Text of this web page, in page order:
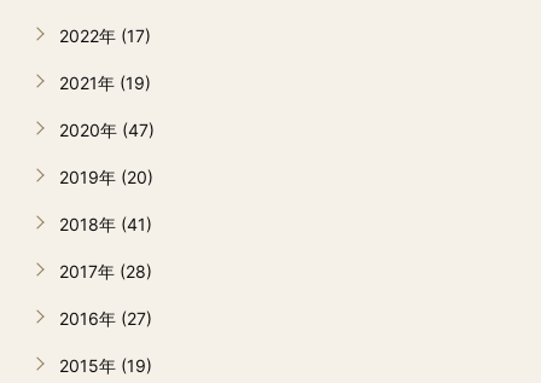
2022年 (17)
2021年 (19)
2020年 (47)
2019年 (20)
2018年 (41)
2017年 (28)
2016年 (27)
2015年 (19)